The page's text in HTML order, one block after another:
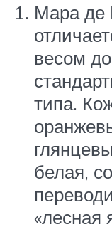
Мара де
весом
типа.
белая,
«лесная